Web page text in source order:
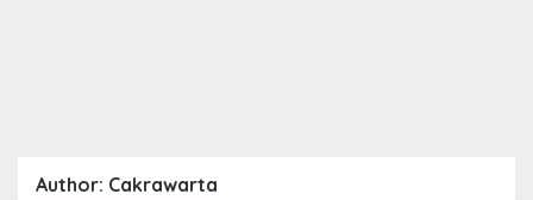
Author: Cakrawarta